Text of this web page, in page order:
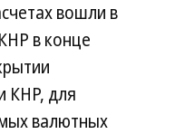
вошли в
в конце
КНР, для
валютных